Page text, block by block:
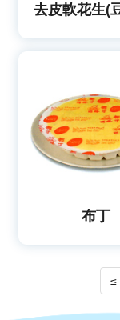
去皮軟花生(
布丁
≤